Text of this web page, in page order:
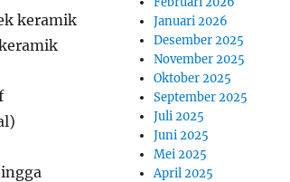
keramik
Januari 2026
Desember 2025
November 2025
Oktober 2025
September 2025
Juli 2025
Juni 2025
Mei 2025
April 2025